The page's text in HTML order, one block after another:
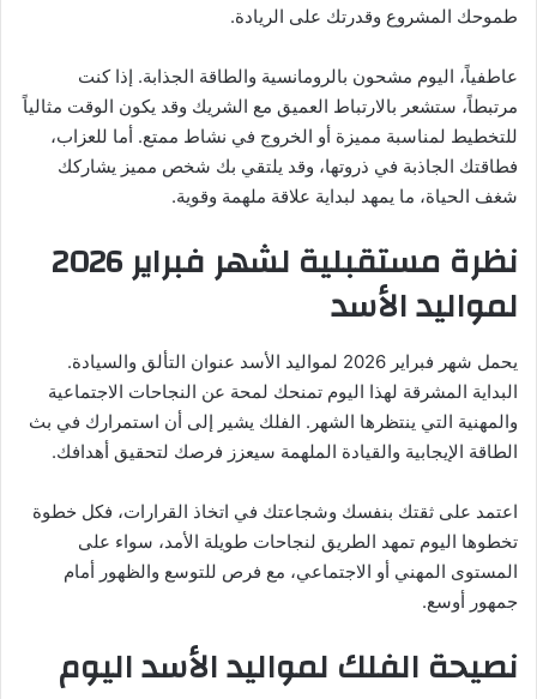
طموحك المشروع وقدرتك على الريادة.
عاطفياً، اليوم مشحون بالرومانسية والطاقة الجذابة. إذا كنت
مرتبطاً، ستشعر بالارتباط العميق مع الشريك وقد يكون الوقت مثالياً
للتخطيط لمناسبة مميزة أو الخروج في نشاط ممتع. أما للعزاب،
فطاقتك الجاذبة في ذروتها، وقد يلتقي بك شخص مميز يشاركك
شغف الحياة، ما يمهد لبداية علاقة ملهمة وقوية.
نظرة مستقبلية لشهر فبراير 2026
لمواليد الأسد
يحمل شهر فبراير 2026 لمواليد الأسد عنوان التألق والسيادة.
البداية المشرقة لهذا اليوم تمنحك لمحة عن النجاحات الاجتماعية
والمهنية التي ينتظرها الشهر. الفلك يشير إلى أن استمرارك في بث
الطاقة الإيجابية والقيادة الملهمة سيعزز فرصك لتحقيق أهدافك.
اعتمد على ثقتك بنفسك وشجاعتك في اتخاذ القرارات، فكل خطوة
تخطوها اليوم تمهد الطريق لنجاحات طويلة الأمد، سواء على
المستوى المهني أو الاجتماعي، مع فرص للتوسع والظهور أمام
جمهور أوسع.
نصيحة الفلك لمواليد الأسد اليوم